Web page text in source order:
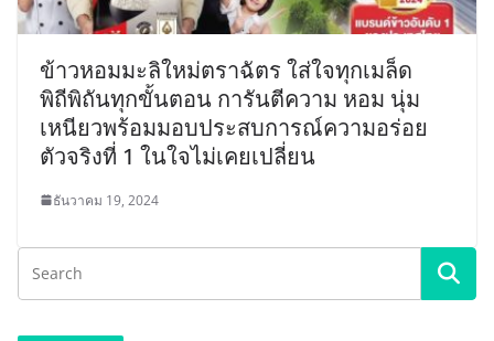
ข้าวหอมมะลิใหม่ตราฉัตร ใส่ใจทุกเมล็ด
พิถีพิถันทุกขั้นตอน การันตีความ หอม นุ่ม
เหนียวพร้อมมอบประสบการณ์ความอร่อย
ตัวจริงที่ 1 ในใจไม่เคยเปลี่ยน
ธันวาคม 19, 2024